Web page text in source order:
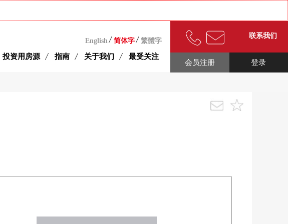
English 简体字 繁體字
投资用房源 指南 关于我们 最受关注
联系我们
登录
会员注册